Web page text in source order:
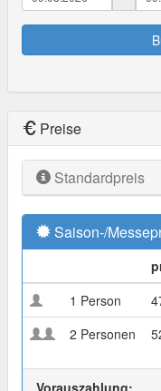
Preise
Standardpreis
Saison-/
1 Person
2 Personen
Vorauszahlung: